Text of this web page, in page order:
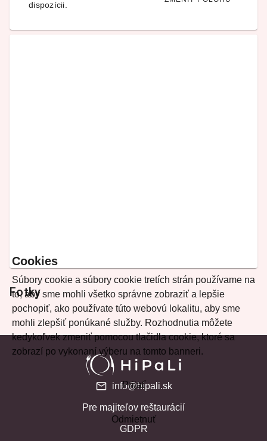
dispozícii.
Fotky
Cookies
Súbory cookie a súbory cookie tretích strán používame na
to, aby sme mohli všetko správne zobraziť a lepšie
pochopiť, ako používate túto webovú lokalitu, aby sme
mohli zlepšiť ponúkané služby. Rozhodnutia môžete
kedykoľvek zmeniť pomocou tlačidla cookie, ktoré sa
zobrazí po vykonaní výberu na tomto banneri.
Prijať
Odmietnuť
info@hipali.sk
Pre majiteľov reštaurácií
GDPR